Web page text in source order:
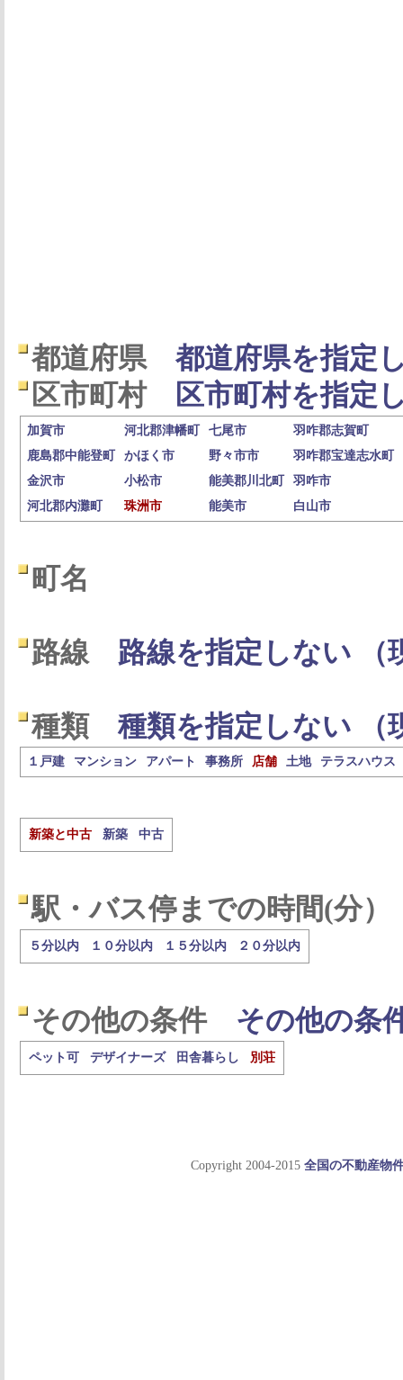
都道府県
都道府県を指定
区市町村
区市町村を指定
加賀市 河北郡津幡町 七尾市
羽咋郡志賀町
鹿島郡中能登町
かほく市 野々市市
羽咋郡宝達志水町
金沢市
小松市 能美郡川北町
羽咋市
河北郡内灘町
珠洲市 能美市 白山市
町名
路線 路線を指定しない （
種類 種類を指定しない （
１戸建 マンション アパート 事務所 店舗 土地 テラスハウス
新築と中古 新築 中古
駅・バス停までの時間(分）
５分以内 １０分以内 １５分以内 ２０分以内
その他の条件 その他の条
ペット可 デザイナーズ 田舎暮らし 別荘
Copyright 2004-2015 全国の不動産物